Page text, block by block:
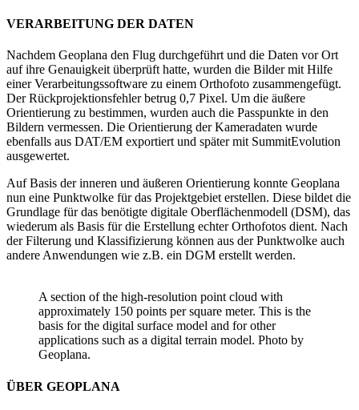
VERARBEITUNG DER DATEN
Nachdem Geoplana den Flug durchgeführt und die Daten vor Ort
auf ihre Genauigkeit überprüft hatte, wurden die Bilder mit Hilfe
einer Verarbeitungssoftware zu einem Orthofoto zusammengefügt.
Der Rückprojektionsfehler betrug 0,7 Pixel. Um die äußere
Orientierung zu bestimmen, wurden auch die Passpunkte in den
Bildern vermessen. Die Orientierung der Kameradaten wurde
ebenfalls aus DAT/EM exportiert und später mit SummitEvolution
ausgewertet.
Auf Basis der inneren und äußeren Orientierung konnte Geoplana
nun eine Punktwolke für das Projektgebiet erstellen. Diese bildet die
Grundlage für das benötigte digitale Oberflächenmodell (DSM), das
wiederum als Basis für die Erstellung echter Orthofotos dient. Nach
der Filterung und Klassifizierung können aus der Punktwolke auch
andere Anwendungen wie z.B. ein DGM erstellt werden.
A section of the high-resolution point cloud with
approximately 150 points per square meter. This is the
basis for the digital surface model and for other
applications such as a digital terrain model. Photo by
Geoplana.
ÜBER GEOPLANA